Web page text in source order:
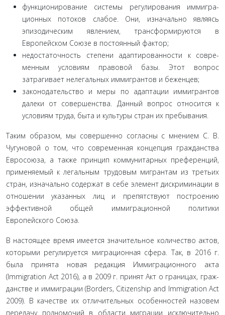
функционирование системы регулирования иммигра­
ционных потоков слабое. Они, изначально являясь
эпизоди­ческим явлением, трансформируются в
Европейском Союзе в постоянный фактор;
недостаточность степени адаптированности к совре­
менным условиям правовой базы. Этот вопрос
затрагивает не­легальных иммигрантов и беженцев;
законодательство и меры по адаптации иммигрантов
далеки от совершенства. Данный вопрос относится к
условиям труда, быта и культуры стран их пребывания.
Таким образом, мы совершенно согласны с мнением С. В.
Чугуновой о том, что современная концепция гражданства
Ев­росоюза, а также принцип коммунитарных преференций,
при­меняемый к легальным трудовым мигрантам из третьих
стран, изначально содержат в себе элемент дискриминации в
отноше­нии указанных лиц и препятствуют построению
эффективной общей иммиграционной политики
Европейского Союза.
В настоящее время имеется значительное количество актов,
которыми регулируется миграционная сфера. Так, в 2016 г.
была принята новая редакция Иммиграционного акта
(Immigration Act 2016), а в 2009 г. принят Акт о границах, граж­
данстве и иммиграции (Borders, Citizenship and Immigration Act
2009). В качестве их отличительных особенностей назовем
передачу полномочий в области миграции исключительно